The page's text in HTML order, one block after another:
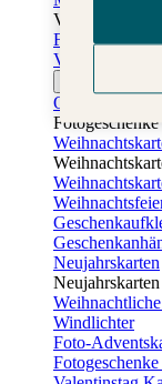
Vatertag
Vatertagskarten
Osterkarten
Neujahrskarten
Windlichter
Foto-